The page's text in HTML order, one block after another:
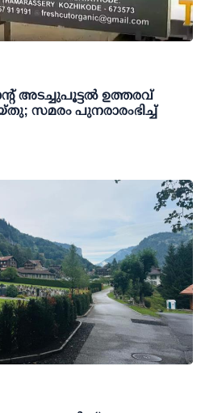
അടച്ചുപൂട്ടൽ ഉത്തരവ്
സമരം പുനരാരംഭിച്ച്